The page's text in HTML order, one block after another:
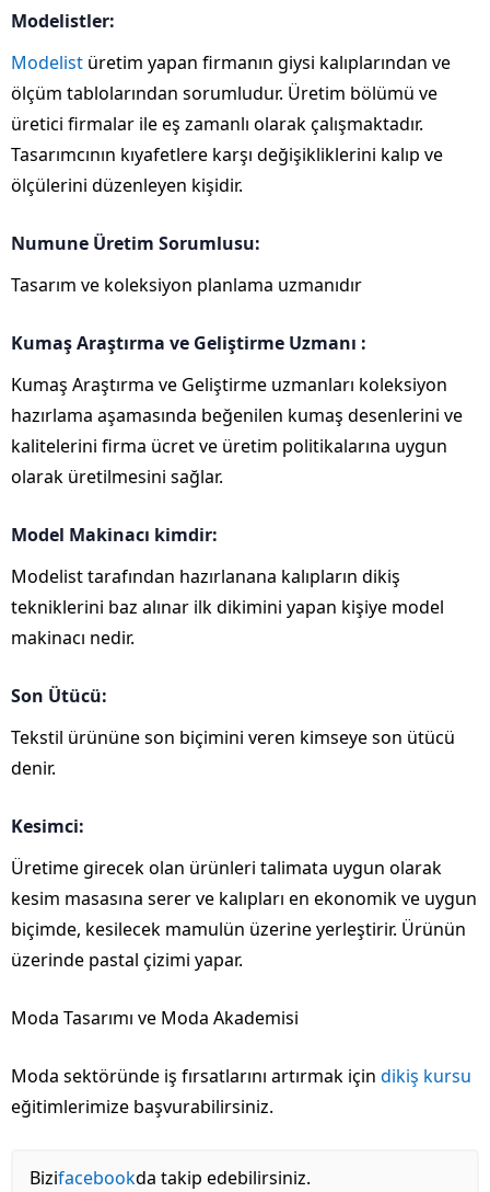
Modelistler:
Modelist üretim yapan firmanın giysi kalıplarından ve
ölçüm tablolarından sorumludur. Üretim bölümü ve
üretici firmalar ile eş zamanlı olarak çalışmaktadır.
Tasarımcının kıyafetlere karşı değişikliklerini kalıp ve
ölçülerini düzenleyen kişidir.
Numune Üretim Sorumlusu:
Tasarım ve koleksiyon planlama uzmanıdır
Kumaş Araştırma ve Geliştirme Uzmanı :
Kumaş Araştırma ve Geliştirme uzmanları koleksiyon
hazırlama aşamasında beğenilen kumaş desenlerini ve
kalitelerini firma ücret ve üretim politikalarına uygun
olarak üretilmesini sağlar.
Model Makinacı kimdir:
Modelist tarafından hazırlanana kalıpların dikiş
tekniklerini baz alınar ilk dikimini yapan kişiye model
makinacı nedir.
Son Ütücü:
Tekstil ürününe son biçimini veren kimseye son ütücü
denir.
Kesimci:
Üretime girecek olan ürünleri talimata uygun olarak
kesim masasına serer ve kalıpları en ekonomik ve uygun
biçimde, kesilecek mamulün üzerine yerleştirir. Ürünün
üzerinde pastal çizimi yapar.
Moda Tasarımı ve Moda Akademisi
Moda sektöründe iş fırsatlarını artırmak için dikiş kursu
eğitimlerimize başvurabilirsiniz.
Bizifacebookda takip edebilirsiniz.